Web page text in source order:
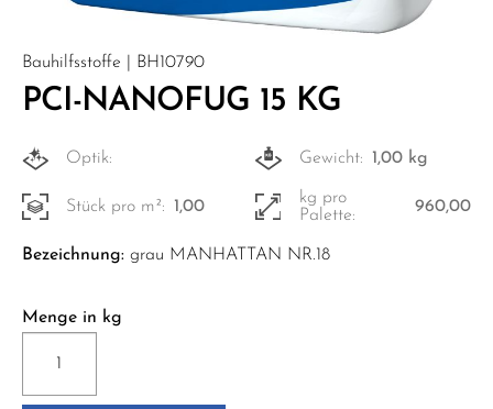
Bauhilfsstoffe | BH10790
PCI-NANOFUG 15 KG
Optik: Gewicht: 1,00 kg
Stück pro m²: 1,00
kg pro
Palette:
960,00
Bezeichnung: grau MANHATTAN NR.18
Menge in kg
NANOFUG
15